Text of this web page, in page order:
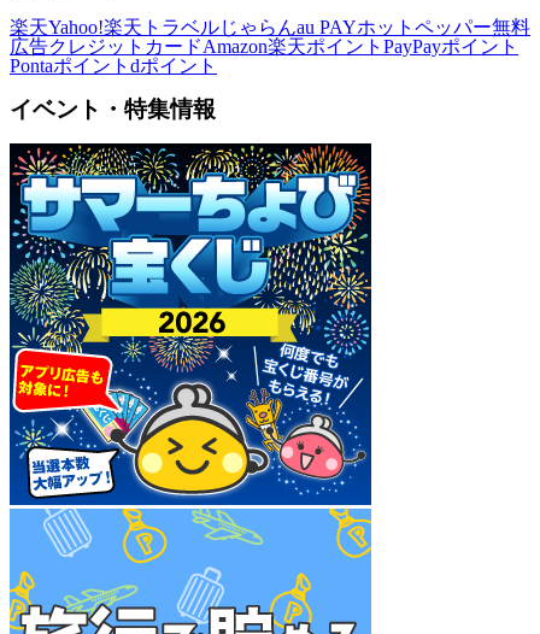
楽天Yahoo!楽天トラベルじゃらんau PAYホットペッパー無料
広告クレジットカードAmazon楽天ポイント PayPayポイント
Pontaポイント dポイント
イベント・特集情報